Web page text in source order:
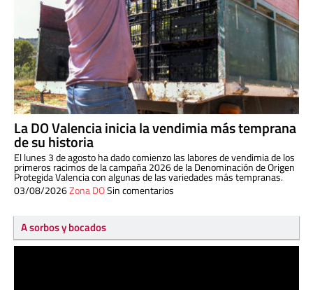
La DO Valencia inicia la vendimia más temprana
de su historia
El lunes 3 de agosto ha dado comienzo las labores de vendimia de los
primeros racimos de la campaña 2026 de la Denominación de Origen
Protegida Valencia con algunas de las variedades más tempranas.
03/08/2026Zona DOSin comentarios
A sorbos y bocados